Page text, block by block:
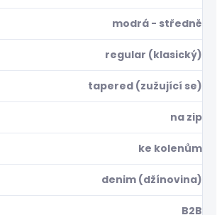
modrá - středně
regular (klasický)
tapered (zužující se)
na zip
ke kolenům
denim (džínovina)
B2B